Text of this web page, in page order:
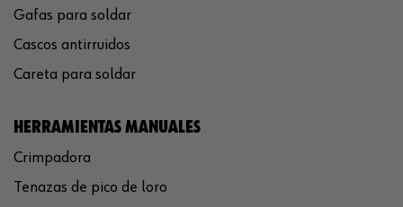
Gafas para soldar
Cascos antirruidos
Careta para soldar
HERRAMIENTAS MANUALES
Crimpadora
Tenazas de pico de loro